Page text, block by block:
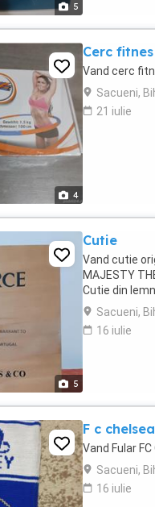
5
4
Cerc fitnes
Vand cerc
Sacueni,
21 iulie
5
Cutie
Vand cutie
MAJESTY
Cutie din
Sacueni,
16 iulie
F c
Vand Fular FC
Sacueni,
16 iulie